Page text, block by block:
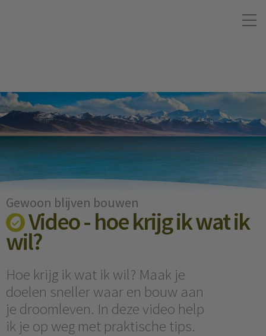
Gewoon blijven bouwen
Video - hoe krijg ik wat ik
wil?
Hoe krijg ik wat ik wil? Maak je
doelen sneller waar en bouw aan
je droomleven. In deze video help
ik je op weg met praktische tips.